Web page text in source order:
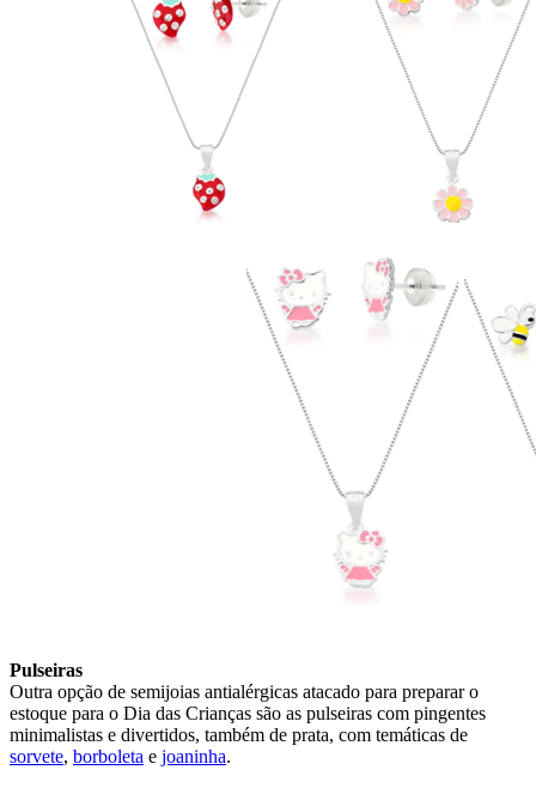
Pulseiras
Outra opção de semijoias antialérgicas atacado para preparar o
estoque para o Dia das Crianças são as pulseiras com pingentes
minimalistas e divertidos, também de prata, com temáticas de
sorvete, borboleta e joaninha.